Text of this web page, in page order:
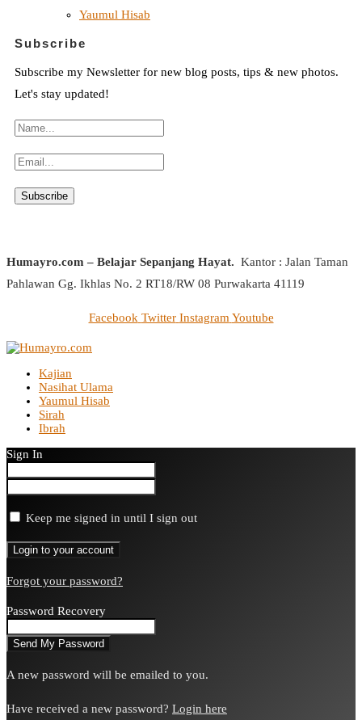
Yaumul Hisab
Subscribe
Subscribe my Newsletter for new blog posts, tips & new photos.
Let's stay updated!
Humayro.com – Belajar Sepanjang Hayat. Kantor : Jalan Taman
Pahlawan Gg. Ikhlas No. 2 RT18/RW 08 Purwakarta 41119
Facebook Twitter Instagram Youtube
Kajian
Nasihat Ulama
Yaumul Hisab
Sirah
Ibrah
Sign In
Keep me signed in until I sign out
Forgot your password?
Password Recovery
A new password will be emailed to you.
Have received a new password? Login here